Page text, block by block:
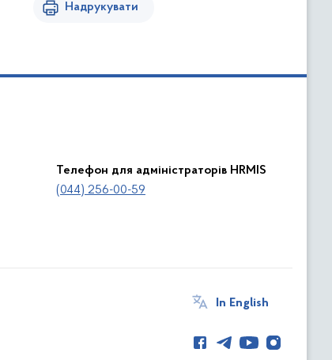
Надрукувати
Телефон для адміністраторів HRMIS
(044) 256-00-59
In English